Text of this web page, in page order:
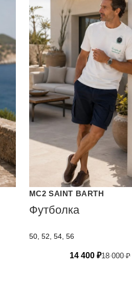
MC2 SAINT BARTH
Футболка
50, 52, 54, 56
14 400₽18 000₽